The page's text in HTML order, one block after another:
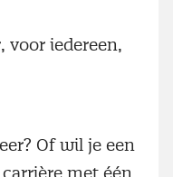
voor iedereen,
Of wil je een